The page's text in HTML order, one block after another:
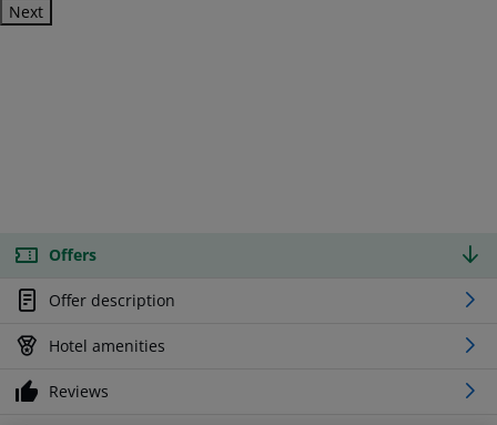
Next
Offers
Offer description
Hotel amenities
Reviews